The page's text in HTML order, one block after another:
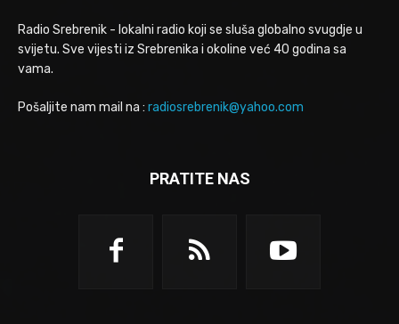
Radio Srebrenik - lokalni radio koji se sluša globalno svugdje u
svijetu. Sve vijesti iz Srebrenika i okoline već 40 godina sa
vama.
Pošaljite nam mail na : radiosrebrenik@yahoo.com
PRATITE NAS